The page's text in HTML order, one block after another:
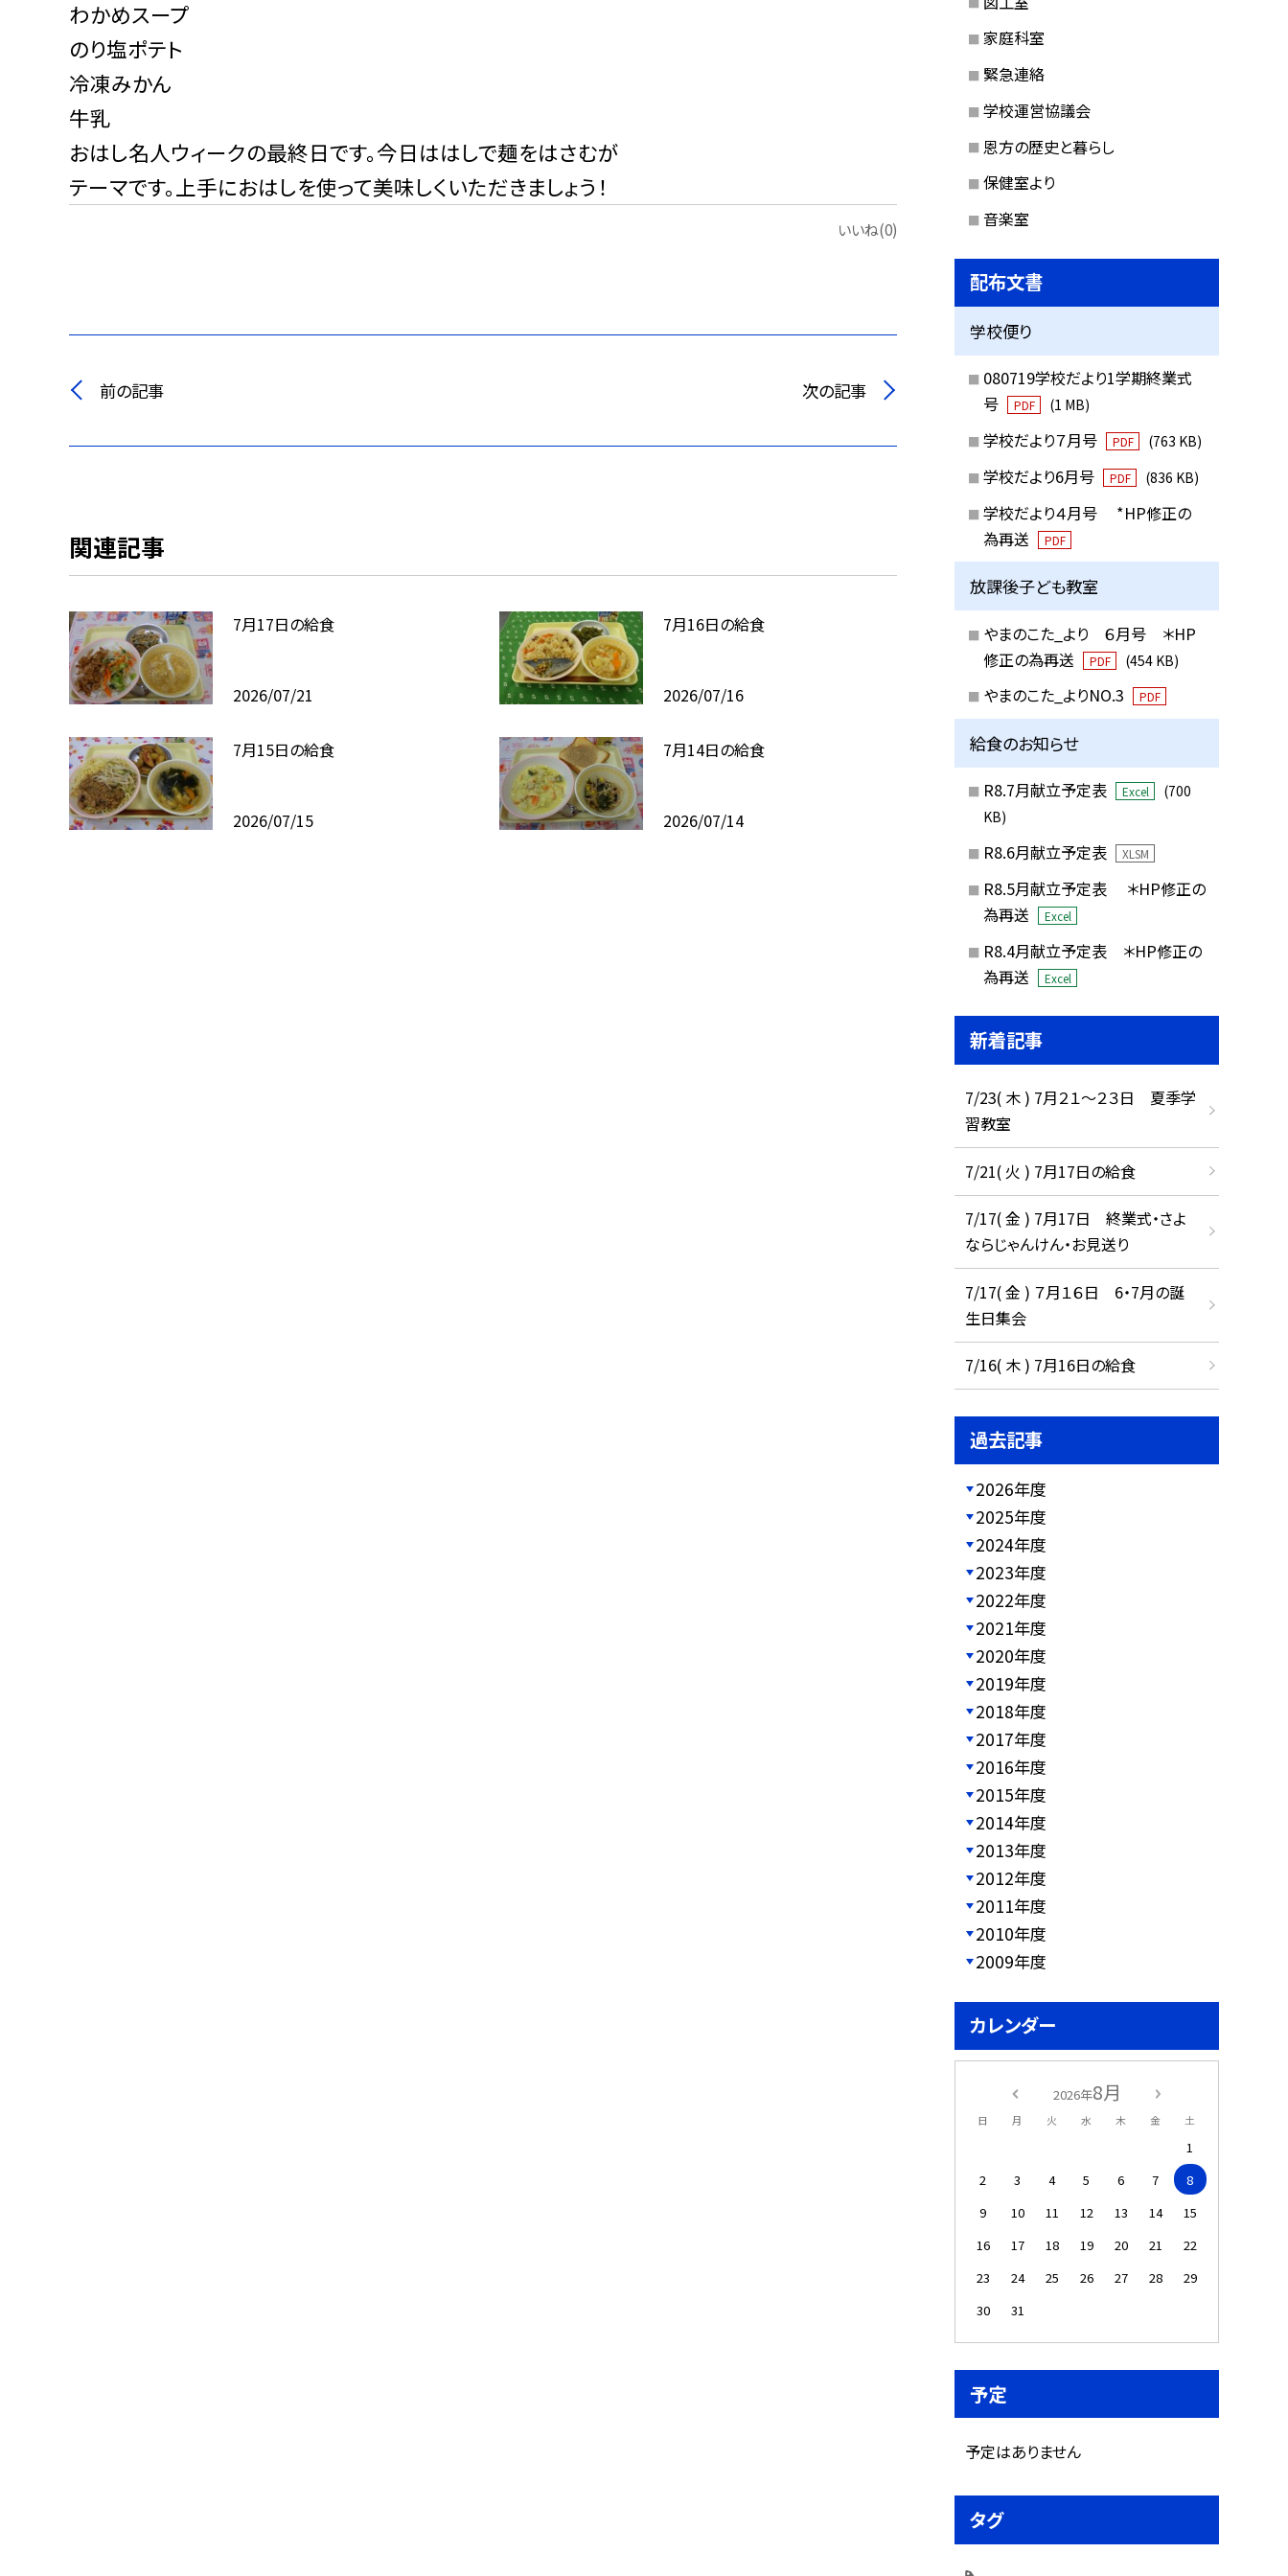
わかめスープ
のり塩ポテト
冷凍みかん
牛乳
おはし名人ウィークの最終日です。今日ははしで麺をはさむが
テーマです。上手におはしを使って美味しくいただきましょう！
いいね(0)
前の記事 次の記事
関連記事
7月17日の給食
2026/07/21
7月16日の給食
2026/07/16
7月15日の給食
2026/07/15
7月14日の給食
2026/07/14
家庭科室
緊急連絡
学校運営協議会
恩方の歴史と暮らし
保健室より
音楽室
配布文書
学校便り
080719学校だより1学期終業式
号
PDF (1 MB)
学校だより７月号 PDF (763 KB)
学校だより6月号 PDF (836 KB)
学校だより４月号 *HP修正の
為再送
PDF
放課後子ども教室
やまのこた_より ６月号 ＊HP
修正の為再送
PDF (454 KB)
やまのこた_よりNO.3 PDF
給食のお知らせ
R8.7月献立予定表 Excel
(700
KB)
R8.6月献立予定表 XLSM
R8.5月献立予定表 ＊HP修正の
為再送
Excel
R8.4月献立予定表 ＊HP修正の
為再送
Excel
新着記事
7/23( 木 ) 7月２１～２３日 夏季学
習教室
7/21( 火 ) 7月17日の給食
7/17( 金 ) 7月17日 終業式・さよ
ならじゃんけん・お見送り
7/17( 金 ) ７月１６日 6・7月の誕
生日集会
7/16( 木 ) 7月16日の給食
過去記事
2026年度
2025年度
2024年度
2023年度
2022年度
2021年度
2020年度
2019年度
2018年度
2017年度
2016年度
2015年度
2014年度
2013年度
2012年度
2011年度
2010年度
2009年度
カレンダー
2026年8月
日 月 火 水 木 金 土
1
2
3 4 5 6 7
8
9
10 11 12 13 14
15
16
17 18 19 20 21
22
23
24 25 26 27 28
29
30
31
予定
予定はありません
タグ